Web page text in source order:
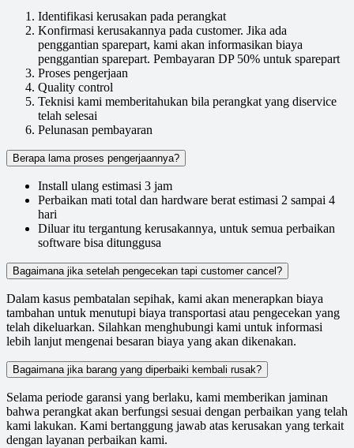
Identifikasi kerusakan pada perangkat
Konfirmasi kerusakannya pada customer. Jika ada
penggantian sparepart, kami akan informasikan biaya
penggantian sparepart. Pembayaran DP 50% untuk sparepart
Proses pengerjaan
Quality control
Teknisi kami memberitahukan bila perangkat yang diservice
telah selesai
Pelunasan pembayaran
Berapa lama proses pengerjaannya?
Install ulang estimasi 3 jam
Perbaikan mati total dan hardware berat estimasi 2 sampai 4
hari
Diluar itu tergantung kerusakannya, untuk semua perbaikan
software bisa ditunggusa
Bagaimana jika setelah pengecekan tapi customer cancel?
Dalam kasus pembatalan sepihak, kami akan menerapkan biaya
tambahan untuk menutupi biaya transportasi atau pengecekan yang
telah dikeluarkan. Silahkan menghubungi kami untuk informasi
lebih lanjut mengenai besaran biaya yang akan dikenakan.
Bagaimana jika barang yang diperbaiki kembali rusak?
Selama periode garansi yang berlaku, kami memberikan jaminan
bahwa perangkat akan berfungsi sesuai dengan perbaikan yang telah
kami lakukan. Kami bertanggung jawab atas kerusakan yang terkait
dengan layanan perbaikan kami.